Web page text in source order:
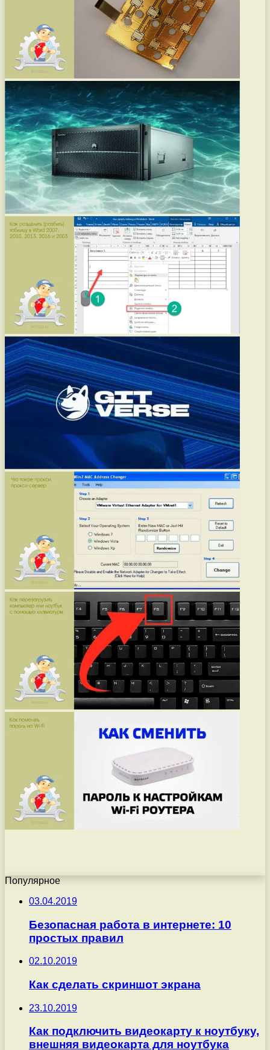
Популярное
03.04.2019
Безопасная работа в интернете: 10
простых правил
02.10.2019
Как сделать скриншот экрана
23.10.2019
Как подключить видеокарту к ноутбуку,
внешняя видеокарта для ноутбука